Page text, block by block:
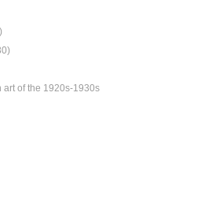
art of the 1920s-1930s